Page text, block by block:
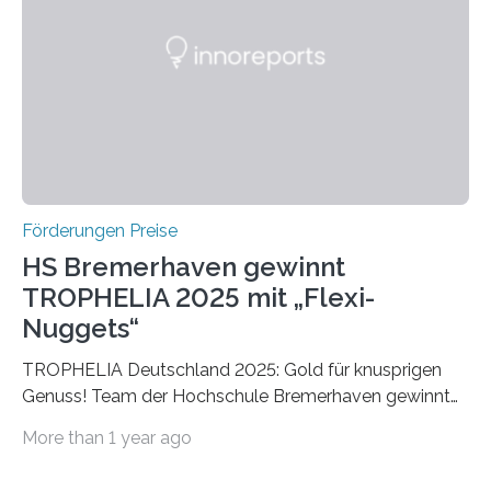
Foundation, des BIAL Award in Biomedicine ist in
Förderungen Preise
HS Bremerhaven gewinnt
TROPHELIA 2025 mit „Flexi-
Nuggets“
TROPHELIA Deutschland 2025: Gold für knusprigen
Genuss! Team der Hochschule Bremerhaven gewinnt
ECOTROPHELIAMit der Produktidee “Flexi-Nuggets”
More than 1 year ago